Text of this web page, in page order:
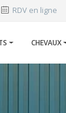
RDV en ligne
CHEVAUX